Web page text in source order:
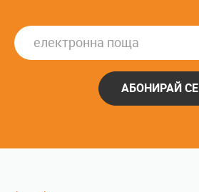
АБОНИРАЙ СЕ